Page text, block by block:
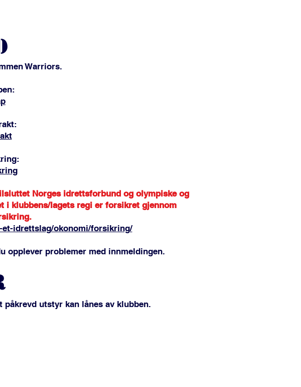
Warriors.
Norges idrettsforbund og olympiske og
i klubbens/lagets regi er forsikret gjennom
idrettslag/okonomi/forsikring/
opplever problemer med innmeldingen.
utstyr kan lånes av klubben.